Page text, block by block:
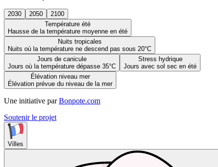
2030 2050
2100
Température été
Hausse de la température moyenne en été
Nuits tropicales
Nuits où la température ne descend pas sous 20°C
Jours de canicule
Jours où la température dépasse 35°C
Stress hydrique
Jours avec sol sec en été
Élévation niveau mer
Élévation prévue du niveau de la mer
Une initiative par Bonpote.com
Soutenir le projet
Villes